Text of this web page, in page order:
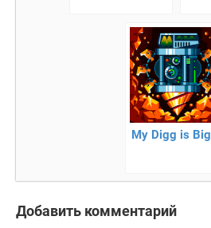
My Digg is Big
Добавить комментарий